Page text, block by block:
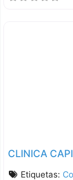
CLINICA
Etiquetas: